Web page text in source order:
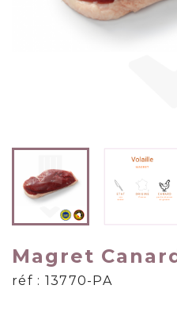
Magret
réf : 13770-PA